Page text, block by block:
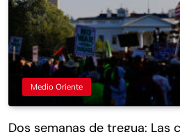
Medio Oriente
Dos semanas de tregua: Las